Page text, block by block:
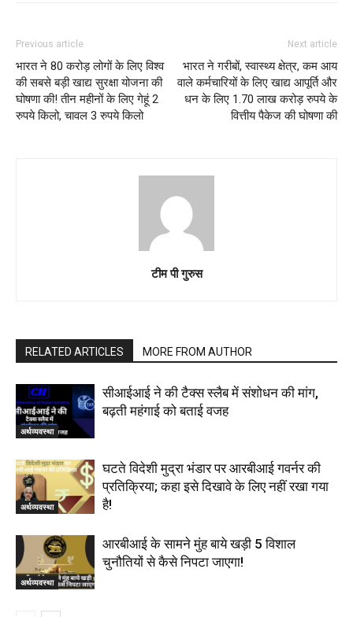
Previous article
भारत ने 80 करोड़ लोगों के लिए विश्व
की सबसे बड़ी खाद्य सुरक्षा योजना की
घोषणा की! तीन महीनों के लिए गेहूं 2
रुपये किलो, चावल 3 रुपये किलो
Next article
भारत ने गरीबों, स्वास्थ्य क्षेत्र, कम आय
वाले कर्मचारियों के लिए खाद्य आपूर्ति और
धन के लिए 1.70 लाख करोड़ रुपये के
वित्तीय पैकेज की घोषणा की
टीम पी गुरुस
RELATED ARTICLES MORE FROM AUTHOR
अर्थव्यवस्था
सीआईआई ने की टैक्स स्लैब में संशोधन की मांग,
बढ़ती महंगाई को बताई वजह
अर्थव्यवस्था
घटते विदेशी मुद्रा भंडार पर आरबीआई गवर्नर की
प्रतिक्रिया; कहा इसे दिखावे के लिए नहीं रखा गया
है!
अर्थव्यवस्था
आरबीआई के सामने मुंह बाये खड़ी 5 विशाल
चुनौतियों से कैसे निपटा जाएगा!